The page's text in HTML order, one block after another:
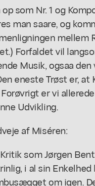
som Nr. 1 og
man saare, og
mellem
Forfaldet vil
Musik, ogsaa den
eneste Trøst er, at
er vi
Udvikling.
af Miséren:
som Jørgen
i al sin
om igen.